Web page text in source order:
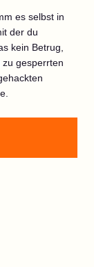
es selbst in
der du
kein Betrug,
gesperrten